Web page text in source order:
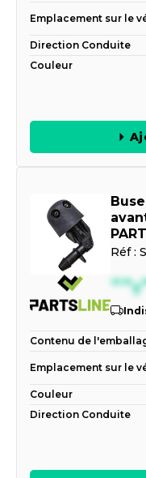
Emplacement sur le
Direction Conduite
Couleur
Réf :
--
Contenu de
Emplacement sur le
Couleur
Direction Conduite